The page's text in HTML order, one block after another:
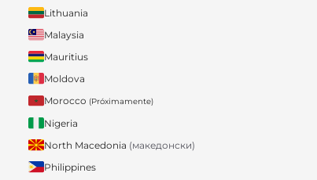
Lithuania
Malaysia
Mauritius
Moldova
Morocco (Próximamente)
Nigeria
North Macedonia (македонски)
Philippines